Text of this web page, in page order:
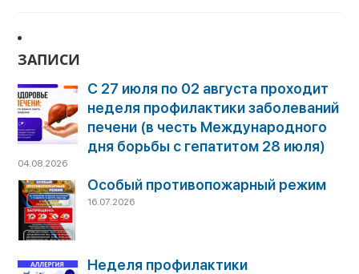
ЗАПИСИ
С 27 июля по 02 августа проходит
неделя профилактики заболеваний
печени (в честь Международного
дня борьбы с гепатитом 28 июля)
04.08.2026
Особый противопожарный режим
16.07.2026
Неделя профилактики